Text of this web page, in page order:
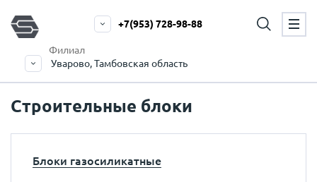
Филиал
Уварово, Тамбовская область
+7(953) 728-98-88
Строительные блоки
Блоки газосиликатные